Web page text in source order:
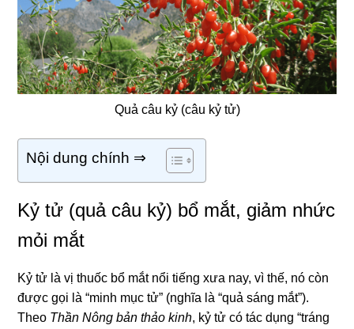
Quả câu kỷ (câu kỷ tử)
Nội dung chính ⇒
Kỷ tử (quả câu kỷ) bổ mắt, giảm nhức
mỏi mắt
Kỷ tử là vị thuốc bổ mắt nổi tiếng xưa nay, vì thế, nó còn
được gọi là “minh mục tử” (nghĩa là “quả sáng mắt”).
Theo Thần Nông bản thảo kinh, kỷ tử có tác dụng “tráng